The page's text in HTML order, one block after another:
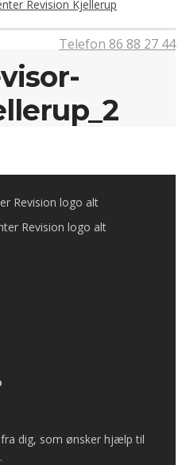
Telefon 86 88 27 44
dig, som ønsker hjælp til